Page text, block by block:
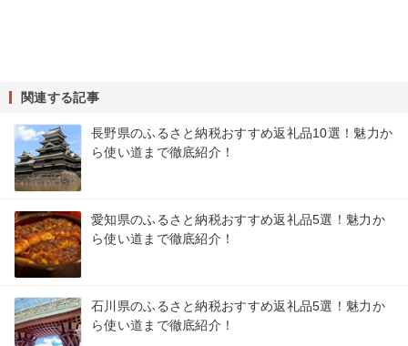
関連する記事
長野県のふるさと納税おすすめ返礼品10選！魅力か
ら使い道まで徹底紹介！
愛知県のふるさと納税おすすめ返礼品5選！魅力か
ら使い道まで徹底紹介！
石川県のふるさと納税おすすめ返礼品5選！魅力か
ら使い道まで徹底紹介！